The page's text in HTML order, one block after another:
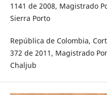
1141 de 2008, Magistrado
Sierra Porto
República de Colombia,
372 de 2011, Magistrado
Chaljub